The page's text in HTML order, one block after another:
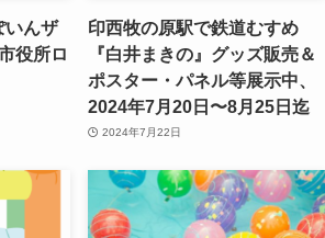
いんザ
役所ロ
印西牧の原駅で鉄道むすめ
『白井まきの』グッズ販売＆
ポスター・パネル等展示中、
2024年7月20日〜8月25日迄
2024年7月22日